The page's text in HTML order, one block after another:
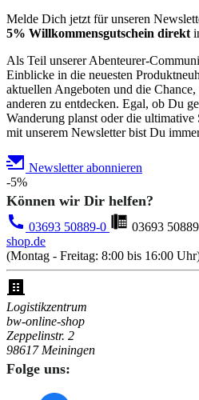
Melde Dich jetzt für unseren
5% Willkommensgutschein direkt
Als Teil unserer Abenteurer-
Einblicke in die neuesten
aktuellen Angeboten und die
anderen zu entdecken. Egal, ob Du
Wanderung planst oder die
mit unserem Newsletter bist Du
Newsletter abonnieren
-5%
Können wir Dir helfen?
03693 50889-0 03693
shop.de
(Montag - Freitag: 8:00 bis 16:00
Logistikzentrum
bw-online-shop
Zeppelinstr. 2
98617 Meiningen
Folge uns: